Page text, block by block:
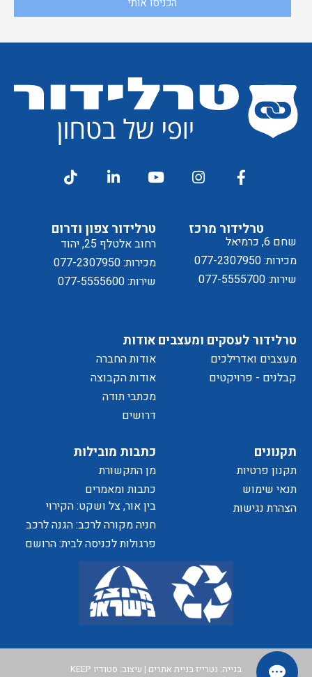
קבלת
דיוור
ל
של
האתר
טרלידור מרכז
שחם 6, כרמיאל
מכירות: 077-2307950
שירות: 077-5555700
תקנונים
תקנון פרטיות
תנאי שימוש
הצהרת נגישות
כתבות מובילות
מן התקשורת
כתבות ומאמרים
בין אור, צל ושקט: הקירוי
כאלמנט מעצב בחוויית המרחב
חניה מקורה לרכב: הגנה לרכב
ושדרוג לבית
פרגולות לכניסה לבית: הרושם
טרלידור צפון ודרום
רחוב אלטלף 25, יהוד
מכירות: 077-2307950
שירות: 077-5555600
אודות
אודות החברה
אודות הקבוצה
מכתבי תודה
דרושים
טרלידור לעסקים ומעצבים
מעצבים ואדרילכים
קבלנים - פרויקטים
בנייה: נטרייז בניית אתרים | עיצוב: סטודיו KEEP